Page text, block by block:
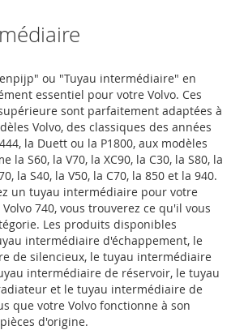
ou "Tuyau intermédiaire" en
essentiel pour votre Volvo. Ces
sont parfaitement adaptées à
Volvo, des classiques des années
la Duett ou la P1800, aux modèles
la S60, la V70, la XC90, la C30, la S80, la
la S40, la V50, la C70, la 850 et la 940.
un tuyau intermédiaire pour votre
740, vous trouverez ce qu'il vous
Les produits disponibles
intermédiaire d'échappement, le
de silencieux, le tuyau intermédiaire
intermédiaire de réservoir, le tuyau
et le tuyau intermédiaire de
que votre Volvo fonctionne à son
d'origine.